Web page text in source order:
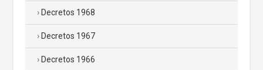
Decretos 1968
Decretos 1967
Decretos 1966